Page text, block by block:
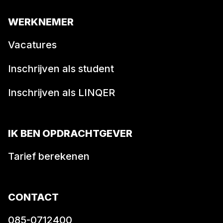
WERKNEMER
Vacatures
Inschrijven als student
Inschrijven als LINQER
IK BEN OPDRACHTGEVER
Tarief berekenen
CONTACT
085-0712400